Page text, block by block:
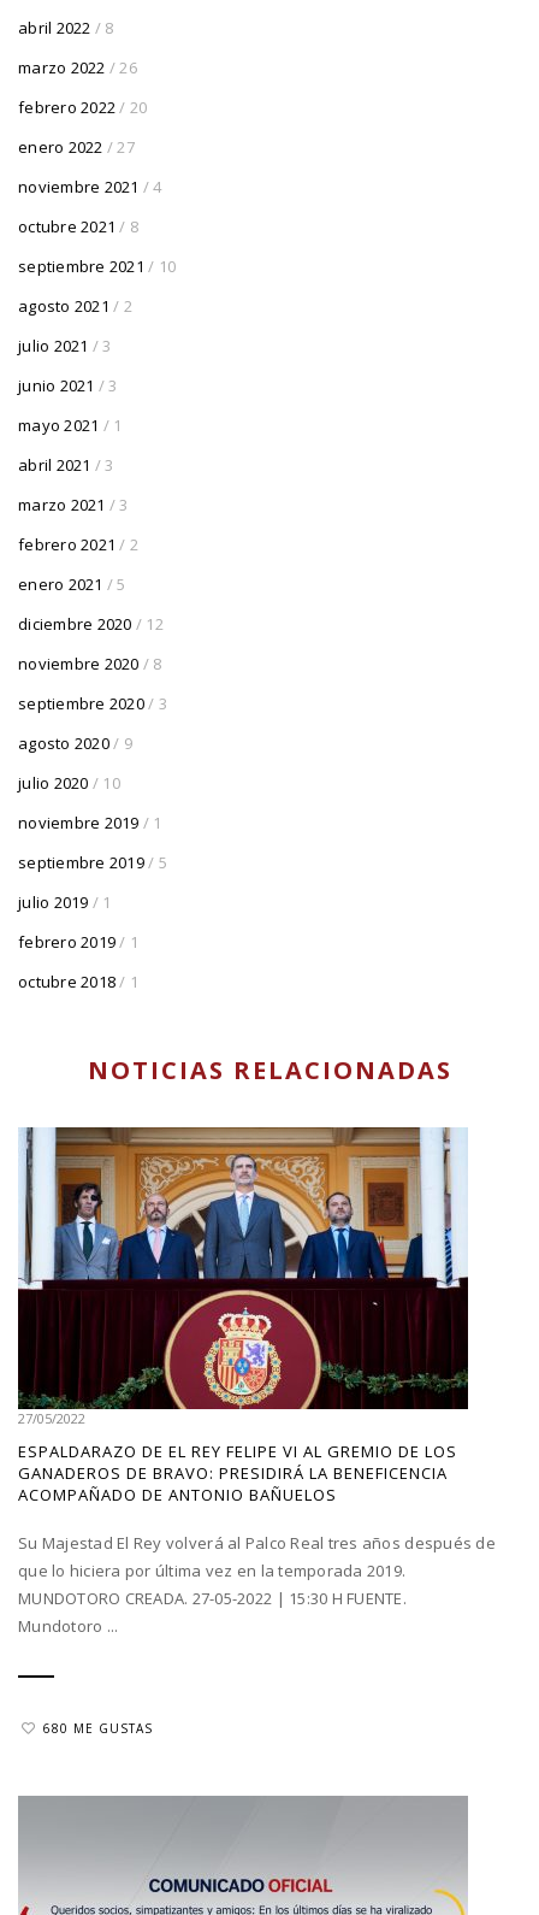
abril 2022 / 8
marzo 2022 / 26
febrero 2022/ 20
enero 2022 / 27
noviembre 2021 / 4
octubre 2021 / 8
septiembre 2021 / 10
agosto 2021 / 2
julio 2021 / 3
junio 2021 / 3
mayo 2021 / 1
abril 2021 / 3
marzo 2021 / 3
febrero 2021 / 2
enero 2021 / 5
diciembre 2020 / 12
noviembre 2020 / 8
septiembre 2020/ 3
agosto 2020/ 9
julio 2020 / 10
noviembre 2019 / 1
septiembre 2019/ 5
julio 2019 / 1
febrero 2019/ 1
octubre 2018/ 1
NOTICIAS RELACIONADAS
27/05/2022
ESPALDARAZO DE EL REY FELIPE VI AL GREMIO DE LOS
GANADEROS DE BRAVO: PRESIDIRÁ LA BENEFICENCIA
ACOMPAÑADO DE ANTONIO BAÑUELOS
Su Majestad El Rey volverá al Palco Real tres años después de
que lo hiciera por última vez en la temporada 2019.
MUNDOTORO CREADA. 27-05-2022 | 15:30 H FUENTE.
Mundotoro ...
680 ME GUSTAS